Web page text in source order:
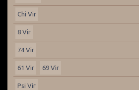
Chi Vir
8 Vir
74 Vir
61 Vir 69 Vir
Psi Vir